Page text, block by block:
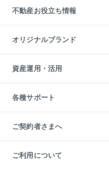
貸すガイド
事業用不動産
マンション投資
投資用マンション
アパート経営
収益物件
ビル購入（ビル一棟）
投資用不動産の売却査定
事業用不動産の売却査定
不動産お役立ち情報
マンションライブラリー
人気マンションランキング
暮らしに役立つ不動産メディア
不動産相場・不動産価格情報
不動産コラム・ニュース
不動産用語集
不動産なんでもネット相談室
住まいの税金
オリジナルブランド
一棟リノベーションマンション
L`GENTE（ルジェンテ）
区分リノベーションマンション
投資用一棟レジデンスWELL
不動産小口投資
LEGACIA（レガシア）
資産運用・活用
不動産M&A
アセットマネジメント・出資
各種サポート
相続サポート
リフォームサポート
ご契約者さまへ
ご紹介・再契約特典
入居者様専用-各種ご案内（賃貸）
ご利用について